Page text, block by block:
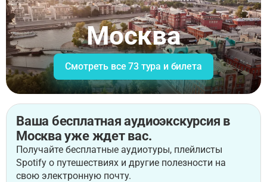
Москва
Смотреть все 73 тура и билета
Ваша бесплатная аудиоэкскурсия в
Москва уже ждет вас.
Получайте бесплатные аудиотуры, плейлисты
Spotify о путешествиях и другие полезности на
свою электронную почту.